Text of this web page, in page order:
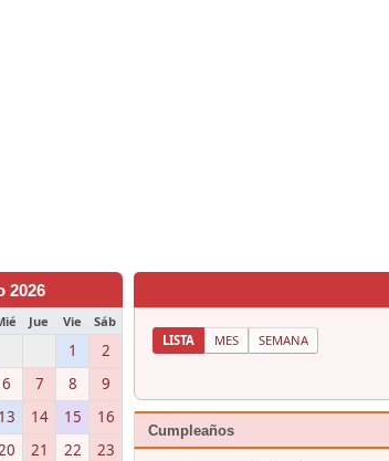
2026
Jue Vie Sáb
1
2
6 7 8
9
13 14 15
16
21 22
23
LISTA MES SEMANA
Cumpleaños